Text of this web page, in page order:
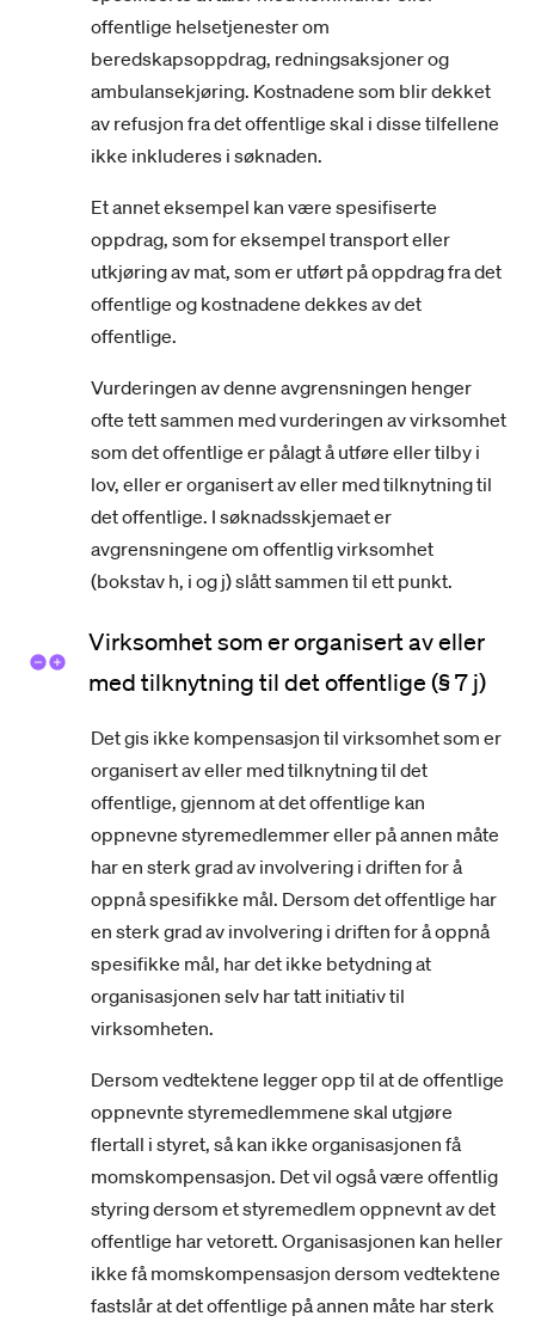
offentlige helsetjenester om
beredskapsoppdrag, redningsaksjoner og
ambulansekjøring. Kostnadene som blir dekket
av refusjon fra det offentlige skal i disse tilfellene
ikke inkluderes i søknaden.
Et annet eksempel kan være spesifiserte
oppdrag, som for eksempel transport eller
utkjøring av mat, som er utført på oppdrag fra det
offentlige og kostnadene dekkes av det
offentlige.
Vurderingen av denne avgrensningen henger
ofte tett sammen med vurderingen av virksomhet
som det offentlige er pålagt å utføre eller tilby i
lov, eller er organisert av eller med tilknytning til
det offentlige. I søknadsskjemaet er
avgrensningene om offentlig virksomhet
(bokstav h, i og j) slått sammen til ett punkt.
Virksomhet som er organisert av eller
med tilknytning til det offentlige (§ 7 j)
Det gis ikke kompensasjon til virksomhet som er
organisert av eller med tilknytning til det
offentlige, gjennom at det offentlige kan
oppnevne styremedlemmer eller på annen måte
har en sterk grad av involvering i driften for å
oppnå spesifikke mål. Dersom det offentlige har
en sterk grad av involvering i driften for å oppnå
spesifikke mål, har det ikke betydning at
organisasjonen selv har tatt initiativ til
virksomheten.
Dersom vedtektene legger opp til at de offentlige
oppnevnte styremedlemmene skal utgjøre
flertall i styret, så kan ikke organisasjonen få
momskompensasjon. Det vil også være offentlig
styring dersom et styremedlem oppnevnt av det
offentlige har vetorett. Organisasjonen kan heller
ikke få momskompensasjon dersom vedtektene
fastslår at det offentlige på annen måte har sterk